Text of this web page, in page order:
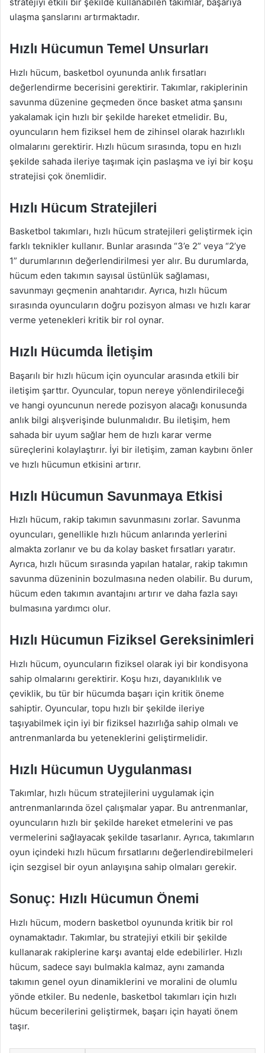
ulaşma şanslarını artırmaktadır.
Hızlı Hücumun Temel Unsurları
Hızlı hücum, basketbol oyununda anlık fırsatları
değerlendirme becerisini gerektirir. Takımlar, rakiplerinin
savunma düzenine geçmeden önce basket atma şansını
yakalamak için hızlı bir şekilde hareket etmelidir. Bu,
oyuncuların hem fiziksel hem de zihinsel olarak hazırlıklı
olmalarını gerektirir. Hızlı hücum sırasında, topu en hızlı
şekilde sahada ileriye taşımak için paslaşma ve iyi bir koşu
stratejisi çok önemlidir.
Hızlı Hücum Stratejileri
Basketbol takımları, hızlı hücum stratejileri geliştirmek için
farklı teknikler kullanır. Bunlar arasında “3’e 2” veya “2’ye
1” durumlarının değerlendirilmesi yer alır. Bu durumlarda,
hücum eden takımın sayısal üstünlük sağlaması,
savunmayı geçmenin anahtarıdır. Ayrıca, hızlı hücum
sırasında oyuncuların doğru pozisyon alması ve hızlı karar
verme yetenekleri kritik bir rol oynar.
Hızlı Hücumda İletişim
Başarılı bir hızlı hücum için oyuncular arasında etkili bir
iletişim şarttır. Oyuncular, topun nereye yönlendirileceği
ve hangi oyuncunun nerede pozisyon alacağı konusunda
anlık bilgi alışverişinde bulunmalıdır. Bu iletişim, hem
sahada bir uyum sağlar hem de hızlı karar verme
süreçlerini kolaylaştırır. İyi bir iletişim, zaman kaybını önler
ve hızlı hücumun etkisini artırır.
Hızlı Hücumun Savunmaya Etkisi
Hızlı hücum, rakip takımın savunmasını zorlar. Savunma
oyuncuları, genellikle hızlı hücum anlarında yerlerini
almakta zorlanır ve bu da kolay basket fırsatları yaratır.
Ayrıca, hızlı hücum sırasında yapılan hatalar, rakip takımın
savunma düzeninin bozulmasına neden olabilir. Bu durum,
hücum eden takımın avantajını artırır ve daha fazla sayı
bulmasına yardımcı olur.
Hızlı Hücumun Fiziksel Gereksinimleri
Hızlı hücum, oyuncuların fiziksel olarak iyi bir kondisyona
sahip olmalarını gerektirir. Koşu hızı, dayanıklılık ve
çeviklik, bu tür bir hücumda başarı için kritik öneme
sahiptir. Oyuncular, topu hızlı bir şekilde ileriye
taşıyabilmek için iyi bir fiziksel hazırlığa sahip olmalı ve
antrenmanlarda bu yeteneklerini geliştirmelidir.
Hızlı Hücumun Uygulanması
Takımlar, hızlı hücum stratejilerini uygulamak için
antrenmanlarında özel çalışmalar yapar. Bu antrenmanlar,
oyuncuların hızlı bir şekilde hareket etmelerini ve pas
vermelerini sağlayacak şekilde tasarlanır. Ayrıca, takımların
oyun içindeki hızlı hücum fırsatlarını değerlendirebilmeleri
için sezgisel bir oyun anlayışına sahip olmaları gerekir.
Sonuç: Hızlı Hücumun Önemi
Hızlı hücum, modern basketbol oyununda kritik bir rol
oynamaktadır. Takımlar, bu stratejiyi etkili bir şekilde
kullanarak rakiplerine karşı avantaj elde edebilirler. Hızlı
hücum, sadece sayı bulmakla kalmaz, aynı zamanda
takımın genel oyun dinamiklerini ve moralini de olumlu
yönde etkiler. Bu nedenle, basketbol takımları için hızlı
hücum becerilerini geliştirmek, başarı için hayati önem
taşır.